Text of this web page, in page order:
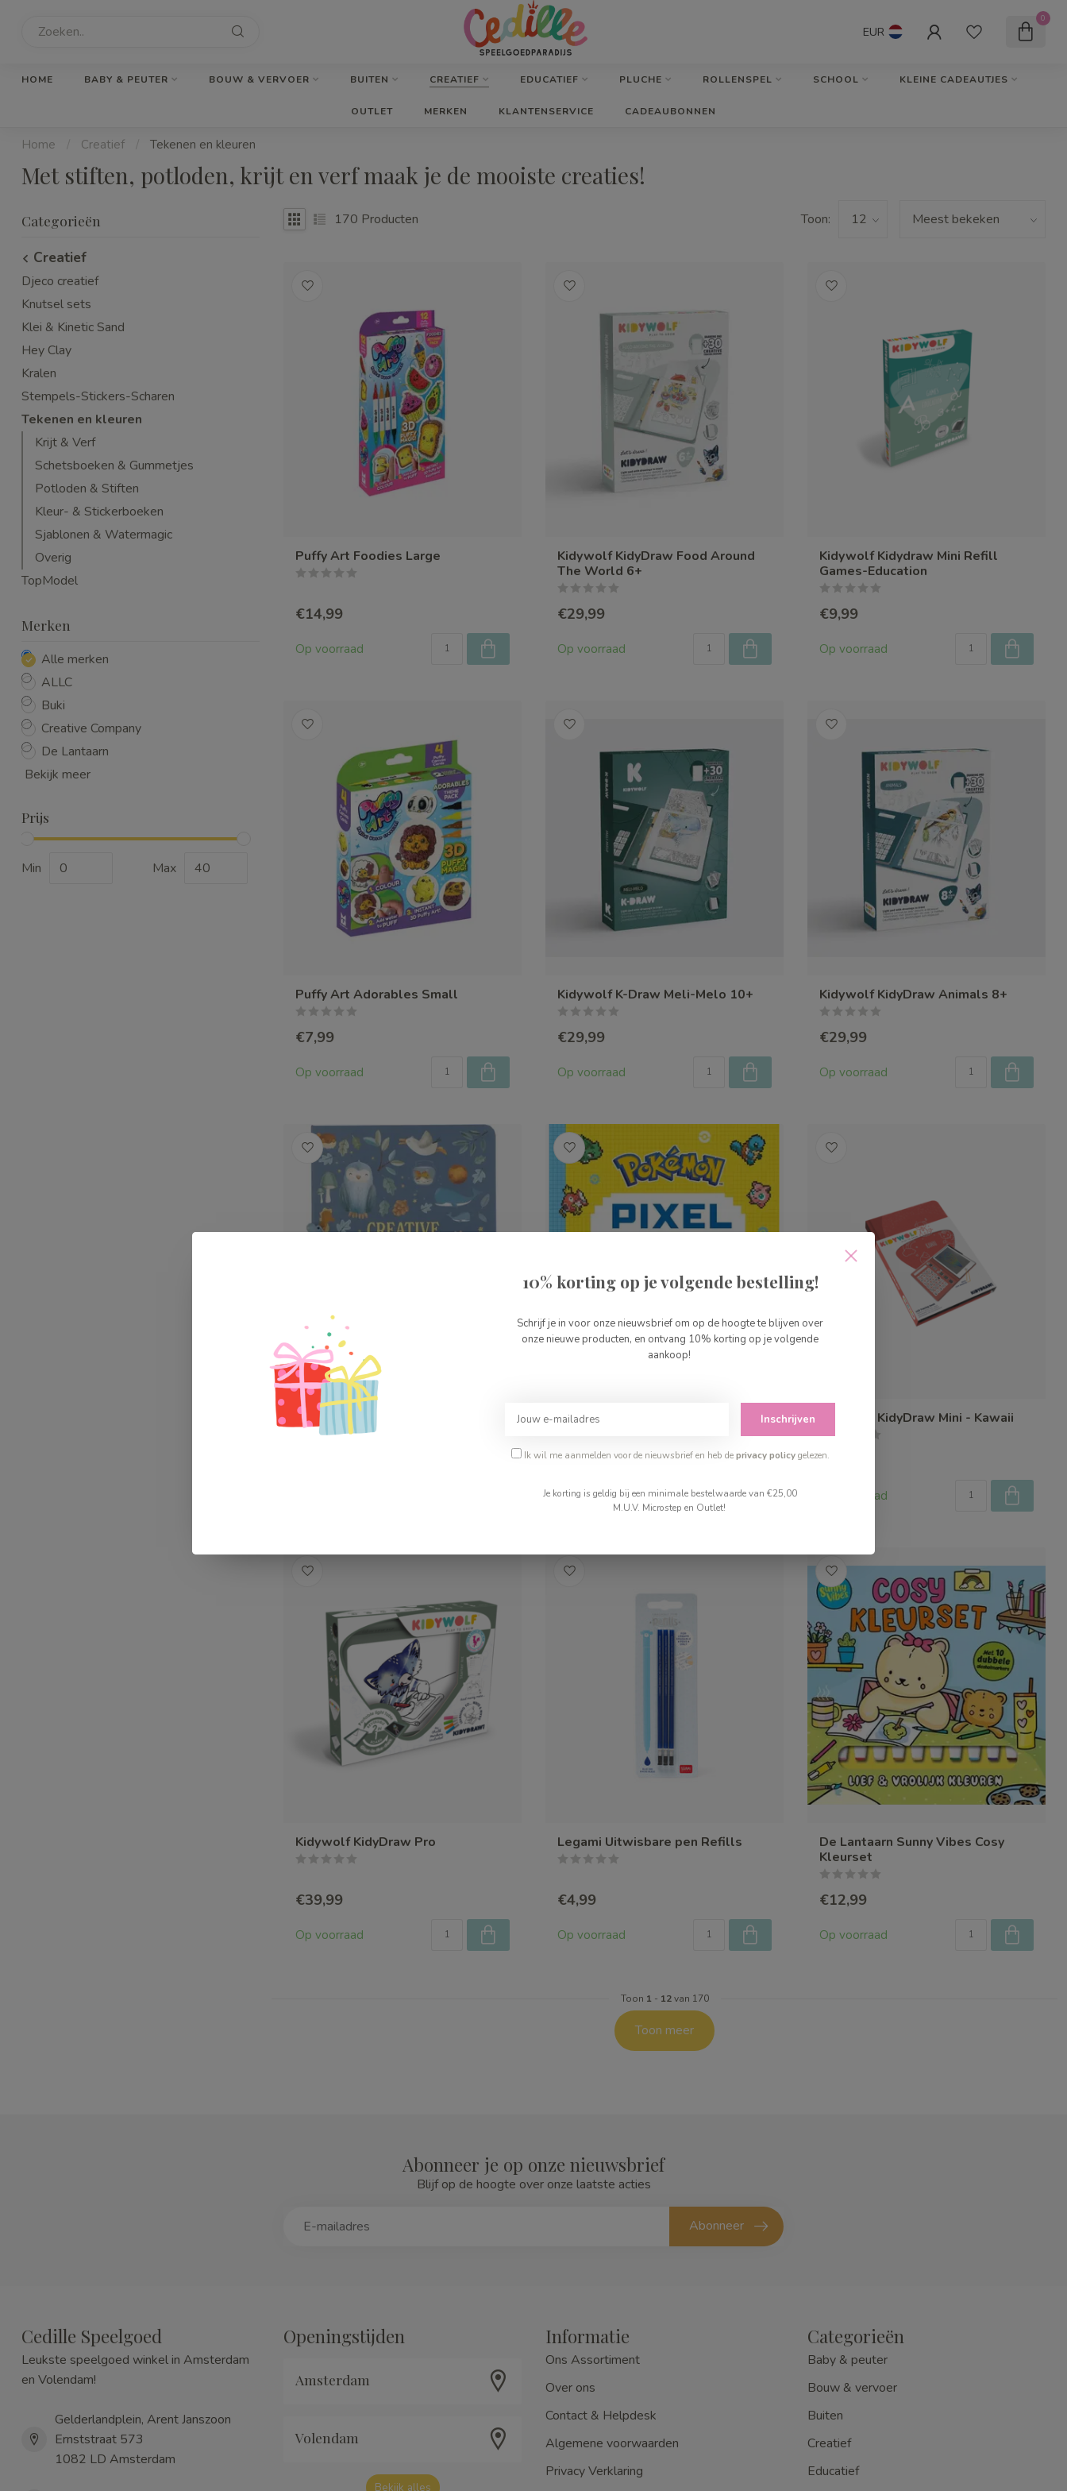
EUR
0
HOME BABY & PEUTER BOUW & VERVOER BUITEN CREATIEF EDUCATIEF PLUCHE ROLLENSPEL SCHOOL KLEINE CADEAUTJES
OUTLET MERKEN KLANTENSERVICE CADEAUBONNEN
Home / Creatief / Tekenen en kleuren
Met stiften, potloden, krijt en verf maak je de mooiste creaties!
Categorieën
Creatief
Djeco creatief
Knutsel sets
Klei & Kinetic Sand
Hey Clay
Kralen
Stempels-Stickers-Scharen
Tekenen en kleuren
Krijt & Verf
Schetsboeken & Gummetjes
Potloden & Stiften
Kleur- & Stickerboeken
Sjablonen & Watermagic
Overig
TopModel
Merken
Alle merken
ALLC
Buki
Creative Company
De Lantaarn
Bekijk meer
Prijs
Min Max
170 Producten Toon:
Puffy Art Foodies Large
€14,99
Op voorraad
Kidywolf KidyDraw Food Around
The World 6+
€29,99
Op voorraad
Kidywolf Kidydraw Mini Refill
Games-Education
€9,99
Op voorraad
Puffy Art Adorables Small
€7,99
Op voorraad
Kidywolf K-Draw Meli-Melo 10+
€29,99
Op voorraad
Kidywolf KidyDraw Animals 8+
€29,99
Op voorraad
Little Dutch Tekentablet Blauw Deltas Pokemon Pixel Kleurpret
€9,95
Op voorraad
Kidywolf KidyDraw Mini - Kawaii
€19,99
Op voorraad
Kidywolf KidyDraw Pro
€39,99
Op voorraad
Legami Uitwisbare pen Refills
€4,99
Op voorraad
De Lantaarn Sunny Vibes Cosy
Kleurset
€12,99
Op voorraad
Toon 1 - 12van 170
Toon meer
Abonneer je op onze nieuwsbrief
Blijf op de hoogte over onze laatste acties
Abonneer
Cedille Speelgoed
Leukste speelgoed winkel in Amsterdam
en Volendam!
Gelderlandplein, Arent Janszoon
Ernststraat 573
1082 LD Amsterdam
Openingstijden
Amsterdam
Volendam
Bekijk alles
Informatie
Ons Assortiment
Over ons
Contact & Helpdesk
Algemene voorwaarden
Privacy Verklaring
Categorieën
Baby & peuter
Bouw & vervoer
Buiten
Creatief
Educatief
10% korting op je volgende bestelling!
Schrijf je in voor onze nieuwsbrief om op de hoogte te blijven over
onze nieuwe producten, en ontvang 10% korting op je volgende
aankoop!
Inschrijven
Ik wil me aanmelden voor de nieuwsbrief en heb deprivacy policygelezen.
Je korting is geldig bij een minimale bestelwaarde van €25,00
M.U.V. Microstep en Outlet!